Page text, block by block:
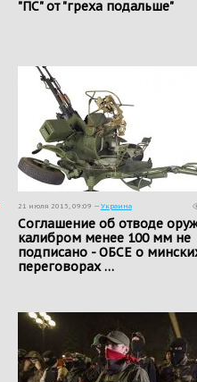
"ПС" от "греха подальше"
21 июля 2015, 09:09 — Украина
Соглашение об отводе
калибром менее 100 мм не
подписано - ОБСЕ о
переговорах …